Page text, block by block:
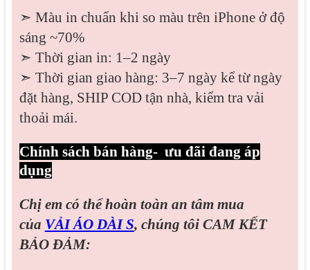
➣ Màu in chuẩn khi so màu trên iPhone ở độ
sáng ~70%
➣ Thời gian in: 1–2 ngày
➣ Thời gian giao hàng: 3–7 ngày kể từ ngày
đặt hàng, SHIP COD tận nhà, kiểm tra vải
thoải mái.
Chính sách bán hàng- ưu đãi đang áp
dụng
Chị em có thể hoàn toàn an tâm mua
của VẢI ÁO DÀI S, chúng tôi CAM KẾT
BẢO ĐẢM: